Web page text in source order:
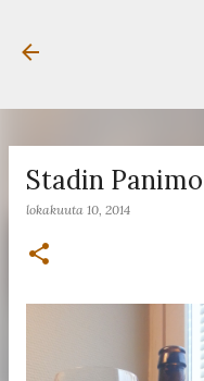
Stadin
lokakuuta 10, 2014